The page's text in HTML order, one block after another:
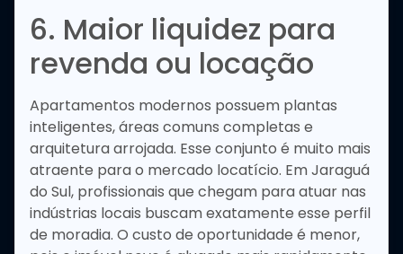
6. Maior liquidez para
revenda ou locação
Apartamentos modernos possuem plantas
inteligentes, áreas comuns completas e
arquitetura arrojada. Esse conjunto é muito mais
atraente para o mercado locatício. Em Jaraguá
do Sul, profissionais que chegam para atuar nas
indústrias locais buscam exatamente esse perfil
de moradia. O custo de oportunidade é menor,